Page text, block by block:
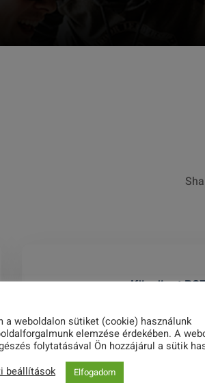
Köszönet
a weboldalon sütiket (cookie) használunk
elemzése érdekében. A
folytatásával Ön hozzájárul a sütik
beállítások
Elfogadom